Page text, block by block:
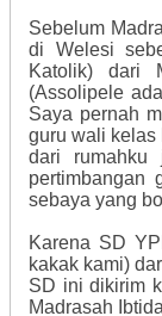
Sebelum
di Welesi
Katolik) dari
(Assolipele
Saya pernah
guru wali kelas
dari rumahku
pertimbangan
sebaya yang
Karena SD
kakak kami)
SD ini dikirim
Madrasah